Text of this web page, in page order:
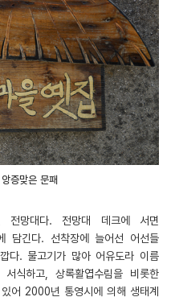
증맞은 문패
전망대다. 전망대 데크에 서면
담긴다. 선착장에 늘어선 어선들
다. 물고기가 많아 어유도라 이름
식하고, 상록활엽수림을 비롯한
어 2000년 통영시에 의해 생태계